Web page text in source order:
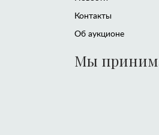
Контакты
Об аукционе
Мы